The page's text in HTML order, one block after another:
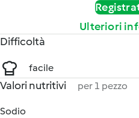
Ulteriori
Difficoltà
facile
Valori nutritivi per 1 pezzo
Sodio